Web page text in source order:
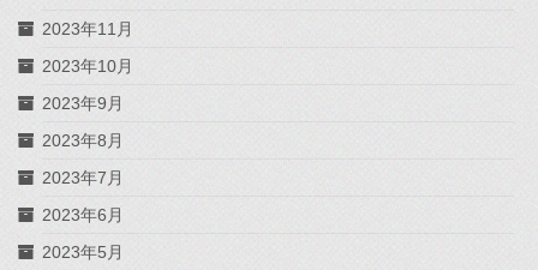
2023年11月
2023年10月
2023年9月
2023年8月
2023年7月
2023年6月
2023年5月